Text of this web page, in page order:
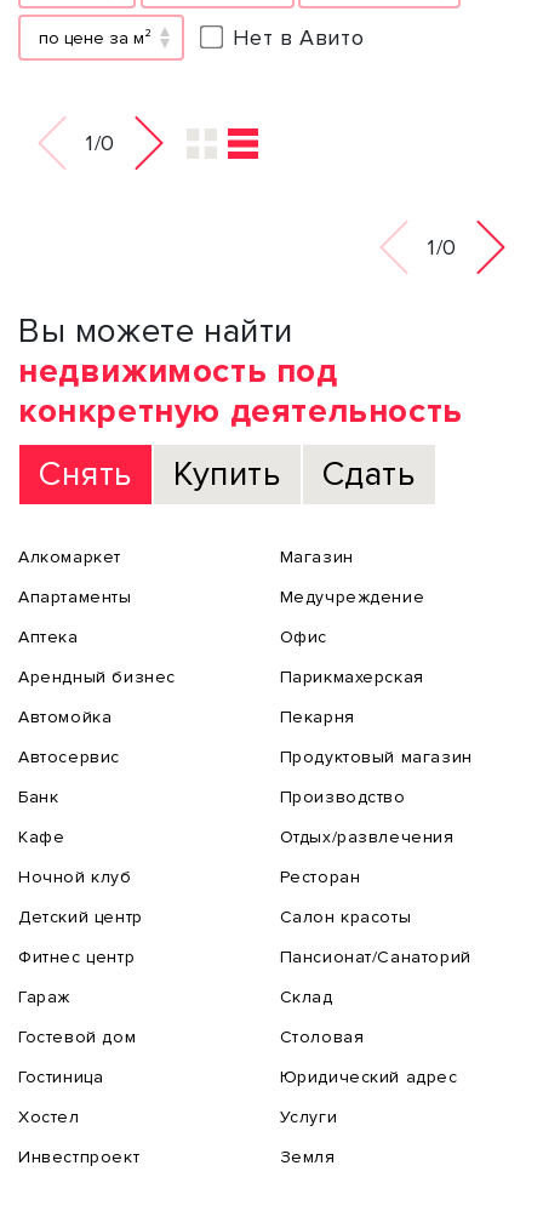
по цене за м² Нет в Авито
1/0
1/0
Вы можете найти
недвижимость под
конкретную деятельность
Снять
Купить Сдать
Алкомаркет
Апартаменты
Аптека
Арендный бизнес
Автомойка
Автосервис
Банк
Кафе
Ночной клуб
Детский центр
Фитнес центр
Гараж
Гостевой дом
Гостиница
Хостел
Инвестпроект
Магазин
Медучреждение
Офис
Парикмахерская
Пекарня
Продуктовый магазин
Производство
Отдых/развлечения
Ресторан
Салон красоты
Пансионат/Санаторий
Склад
Столовая
Юридический адрес
Услуги
Земля